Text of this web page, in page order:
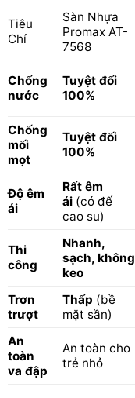
Tiêu
Chí
Sàn Nhựa
Promax AT-
7568
Chống
nước
Tuyệt đối
100%
Chống
mối
mọt
Tuyệt đối
100%
Độ êm
ái
Rất êm
ái(có đế
cao su)
Thi
công
Nhanh,
sạch, không
keo
Trơn
trượt
Thấp (bề
mặt sần)
An
toàn
va đập
An toàn cho
trẻ nhỏ